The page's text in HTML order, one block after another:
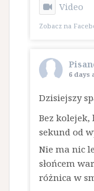
Video
Zobacz na
6 days
Dzisiejszy
Bez kolejek,
sekund od
​Nie ma nic
słońcem
różnica w